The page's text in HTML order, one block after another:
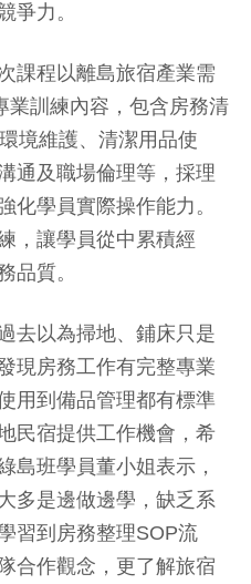
爭力。
課程以離島旅宿產業需
業訓練內容，包含房務清
境維護、清潔用品使
通及職場倫理等，採理
化學員實際操作能力。
，讓學員從中累積經
品質。
去以為掃地、鋪床只是
現房務工作有完整專業
用到備品管理都有標準
民宿提供工作機會，希
島班學員董小姐表示，
多是邊做邊學，缺乏系
習到房務整理SOP流
合作觀念，更了解旅宿